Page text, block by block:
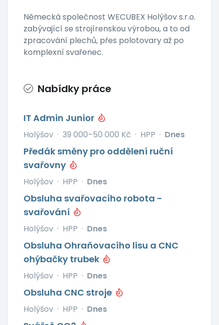
Německá společnost WECUBEX Holýšov s.r.o.
zabývající se strojírenskou výrobou, a to od
zpracování plechů, přes polotovary až po
komplexní svařenec.
Nabídky práce
IT Admin Junior
Holýšov · 39 000–50 000 Kč · HPP · Dnes
Předák směny pro oddělení ruční
svařovny
Holýšov · HPP · Dnes
Obsluha svařovacího robota -
svařování
Holýšov · HPP · Dnes
Obsluha Ohraňovacího lisu a CNC
ohýbačky trubek
Holýšov · HPP · Dnes
Obsluha CNC stroje
Holýšov · HPP · Dnes